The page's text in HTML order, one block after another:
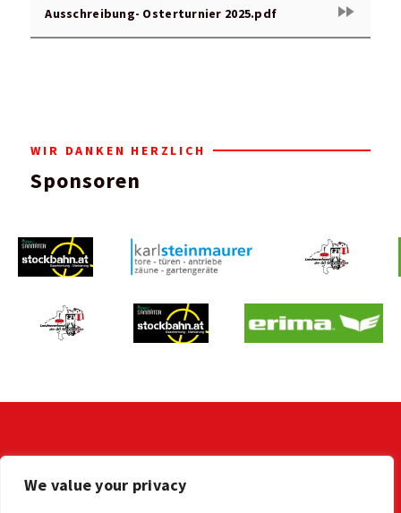
We value your privacy
Ausschreibung- Osterturnier 2025.pdf
fast_forward
WIR DANKEN HERZLICH
Sponsoren
LV der OÖ Stocksportler